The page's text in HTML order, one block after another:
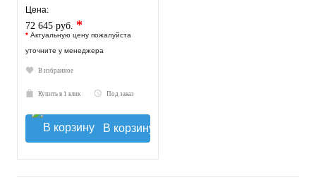
Цена:
72 645 руб. *
* Актуальную цену пожалуйста
уточните у менеджера
В избранное
Купить в 1 клик Под заказ
В корзину